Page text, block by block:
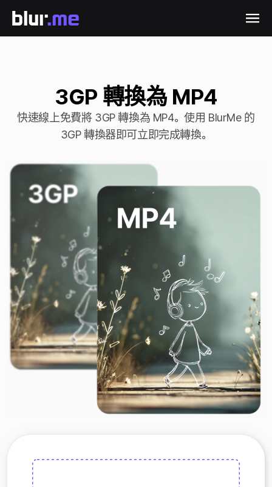
3GP 轉換為 MP4
快速線上免費將 3GP 轉換為 MP4。使用 BlurMe 的
3GP 轉換器即可立即完成轉換。